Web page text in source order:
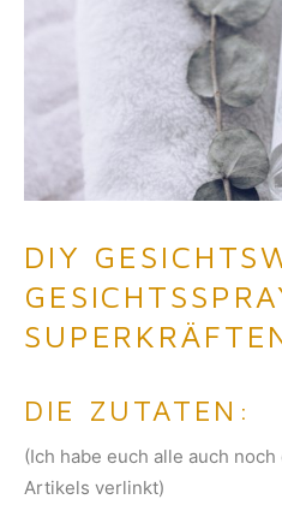
DIY
DIE ZUTATEN:
(Ich habe euch alle auch
Artikels verlinkt)